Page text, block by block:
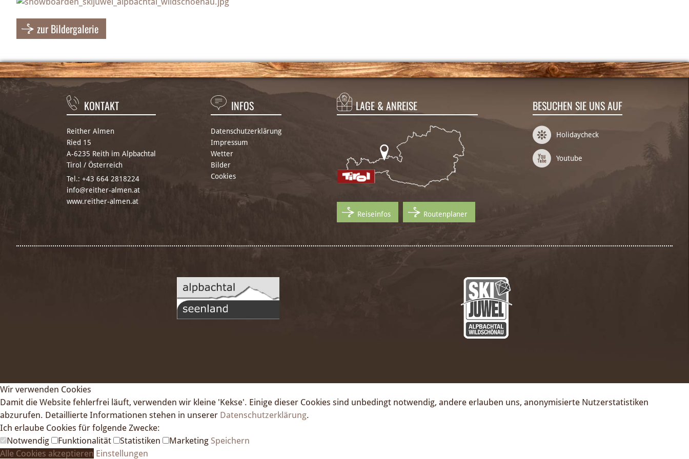
zur Bildergalerie
KONTAKT
Reither Almen
Ried 15
A-6235 Reith im Alpbachtal
Tirol / Österreich
Tel.: +43 664 2818224
info@reither-almen.at
www.reither-almen.at
INFOS
Datenschutzerklärung
Impressum
Wetter
Bilder
Cookies
LAGE & ANREISE
Reiseinfos Routenplaner
BESUCHEN SIE UNS AUF
Holidaycheck
Youtube
Wir verwenden Cookies
Damit die Website fehlerfrei läuft, verwenden wir kleine 'Kekse'. Einige dieser Cookies sind unbedingt notwendig, andere erlauben uns, anonymisierte Nutzerstatistiken
abzurufen. Detaillierte Informationen stehen in unserer Datenschutzerklärung.
Ich erlaube Cookies für folgende Zwecke:
Notwendig
Funktionalität Statistiken Marketing Speichern
Alle Cookies akzeptieren Einstellungen